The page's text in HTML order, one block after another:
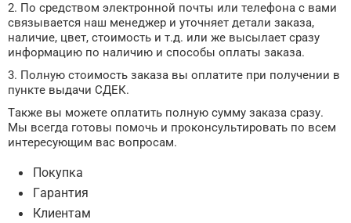
2. По средством электронной почты или телефона с вами
связывается наш менеджер и уточняет детали заказа,
наличие, цвет, стоимость и т.д. или же высылает сразу
информацию по наличию и способы оплаты заказа.
3. Полную стоимость заказа вы оплатите при получении в
пункте выдачи СДЕК.
Также вы можете оплатить полную сумму заказа сразу.
Мы всегда готовы помочь и проконсультировать по всем
интересующим вас вопросам.
Покупка
Гарантия
Клиентам